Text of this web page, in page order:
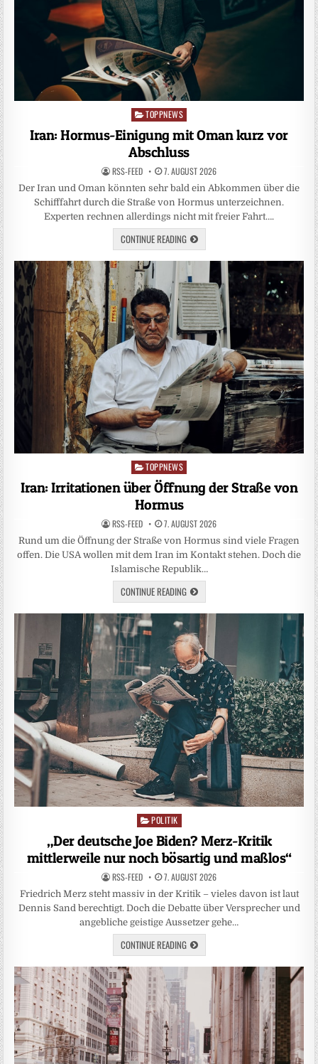
Posted
in
TOPPNEWS
Iran: Hormus-Einigung mit Oman kurz vor
Abschluss
RSS-FEED 7. AUGUST 2026
Der Iran und Oman könnten sehr bald ein Abkommen über die
Schifffahrt durch die Straße von Hormus unterzeichnen.
Experten rechnen allerdings nicht mit freier Fahrt….
CONTINUE READING
Posted
in
TOPPNEWS
Iran: Irritationen über Öffnung der Straße von
Hormus
RSS-FEED 7. AUGUST 2026
Rund um die Öffnung der Straße von Hormus sind viele Fragen
offen. Die USA wollen mit dem Iran im Kontakt stehen. Doch die
Islamische Republik…
CONTINUE READING
Posted
in
POLITIK
„Der deutsche Joe Biden? Merz-Kritik
mittlerweile nur noch bösartig und maßlos“
RSS-FEED 7. AUGUST 2026
Friedrich Merz steht massiv in der Kritik – vieles davon ist laut
Dennis Sand berechtigt. Doch die Debatte über Versprecher und
angebliche geistige Aussetzer gehe…
CONTINUE READING